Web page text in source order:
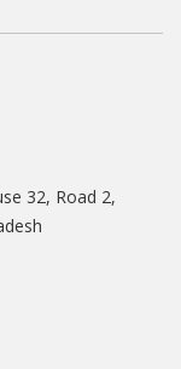
32, Road 2,